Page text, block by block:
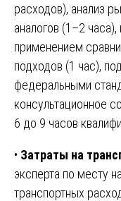
расходов), анализ
аналогов (1–2
применением
подходов (1 час),
федеральными
консультационное
6 до 9 часов
• Затраты на
эксперта по месту
транспортных